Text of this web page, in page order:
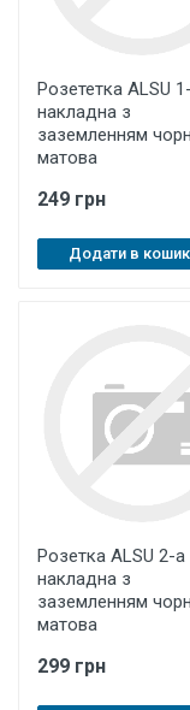
Розететка ALSU
накладна з
заземленням
матова
249 грн
Додати в кошик
Розетка ALSU 2-а
накладна з
заземленням
матова
299 грн